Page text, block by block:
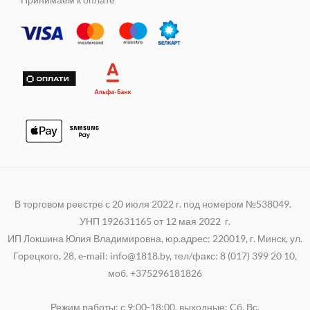
n
i
k
a
p
m
В торговом реестре с 20 июля 2022 г. под номером №538049.
УНП 192631165 от 12 мая 2022 г.
ИП Локшина Юлия Владимировна, юр.адрес: 220019, г. Минск, ул.
Горецкого, 28, e-mail: info@1818.by, тел/факс: 8 (017) 399 20 10,
моб. +375296181826
Режим работы: с 9:00-18:00, выходные: Cб, Вс.